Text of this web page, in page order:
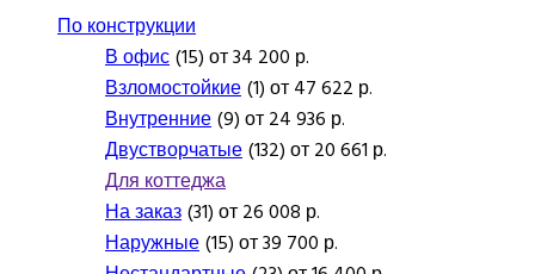
По конструкции
В офис(15) от 34 200 р.
Взломостойкие(1) от 47 622 р.
Внутренние(9) от 24 936 р.
Двустворчатые(132) от 20 661 р.
Для коттеджа
На заказ(31) от 26 008 р.
Наружные(15) от 39 700 р.